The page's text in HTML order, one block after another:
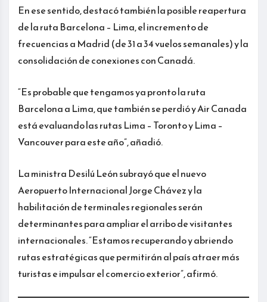
En ese sentido, destacó también la posible reapertura
de la ruta Barcelona – Lima, el incremento de
frecuencias a Madrid (de 31 a 34 vuelos semanales) y la
consolidación de conexiones con Canadá.
“Es probable que tengamos ya pronto la ruta
Barcelona a Lima, que también se perdió y Air Canada
está evaluando las rutas Lima – Toronto y Lima –
Vancouver para este año”, añadió.
La ministra Desilú León subrayó que el nuevo
Aeropuerto Internacional Jorge Chávez y la
habilitación de terminales regionales serán
determinantes para ampliar el arribo de visitantes
internacionales. “Estamos recuperando y abriendo
rutas estratégicas que permitirán al país atraer más
turistas e impulsar el comercio exterior”, afirmó.